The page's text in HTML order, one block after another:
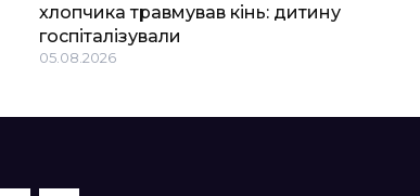
хлопчика травмував кінь: дитину
госпіталізували
05.08.2026